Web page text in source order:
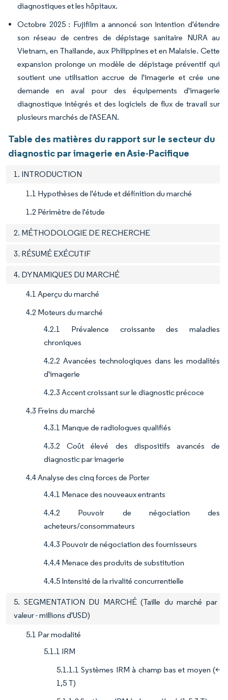
diagnostiques et les hôpitaux.
Octobre 2025 : Fujifilm a annoncé son intention d'étendre
son réseau de centres de dépistage sanitaire NURA au
Vietnam, en Thaïlande, aux Philippines et en Malaisie. Cette
expansion prolonge un modèle de dépistage préventif qui
soutient une utilisation accrue de l'imagerie et crée une
demande en aval pour des équipements d'imagerie
diagnostique intégrés et des logiciels de flux de travail sur
plusieurs marchés de l'ASEAN.
Table des matières du rapport sur le secteur du
diagnostic par imagerie en Asie-Pacifique
1. INTRODUCTION
1.1 Hypothèses de l'étude et définition du marché
1.2 Périmètre de l'étude
2. MÉTHODOLOGIE DE RECHERCHE
3. RÉSUMÉ EXÉCUTIF
4. DYNAMIQUES DU MARCHÉ
4.1 Aperçu du marché
4.2 Moteurs du marché
4.2.1 Prévalence croissante des maladies
chroniques
4.2.2 Avancées technologiques dans les modalités
d'imagerie
4.2.3 Accent croissant sur le diagnostic précoce
4.3 Freins du marché
4.3.1 Manque de radiologues qualifiés
4.3.2 Coût élevé des dispositifs avancés de
diagnostic par imagerie
4.4 Analyse des cinq forces de Porter
4.4.1 Menace des nouveaux entrants
4.4.2 Pouvoir de négociation des
acheteurs/consommateurs
4.4.3 Pouvoir de négociation des fournisseurs
4.4.4 Menace des produits de substitution
4.4.5 Intensité de la rivalité concurrentielle
5. SEGMENTATION DU MARCHÉ (Taille du marché par
valeur - millions d'USD)
5.1 Par modalité
5.1.1 IRM
5.1.1.1 Systèmes IRM à champ bas et moyen (<
1,5 T)